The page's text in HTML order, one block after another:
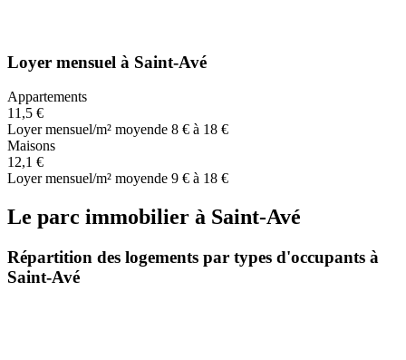
Loyer mensuel à Saint-Avé
Appartements
11,5 €
Loyer mensuel/m² moyende 8 € à 18 €
Maisons
12,1 €
Loyer mensuel/m² moyende 9 € à 18 €
Le parc immobilier à Saint-Avé
Répartition des logements par types d'occupants à
Saint-Avé